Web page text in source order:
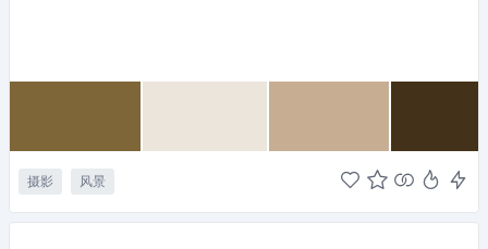
摄影 风景